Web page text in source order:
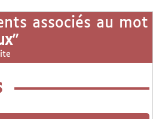
associés au mot
"